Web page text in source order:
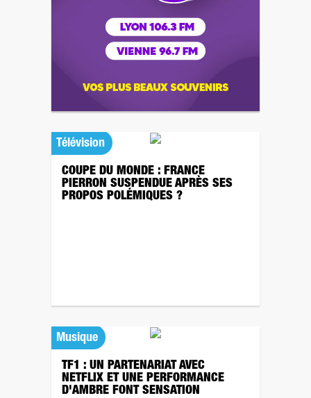
Télévision
COUPE DU MONDE : FRANCE
PIERRON SUSPENDUE APRÈS SES
PROPOS POLÉMIQUES ?
Musique
TF1 : UN PARTENARIAT AVEC
NETFLIX ET UNE PERFORMANCE
D'AMBRE FONT SENSATION